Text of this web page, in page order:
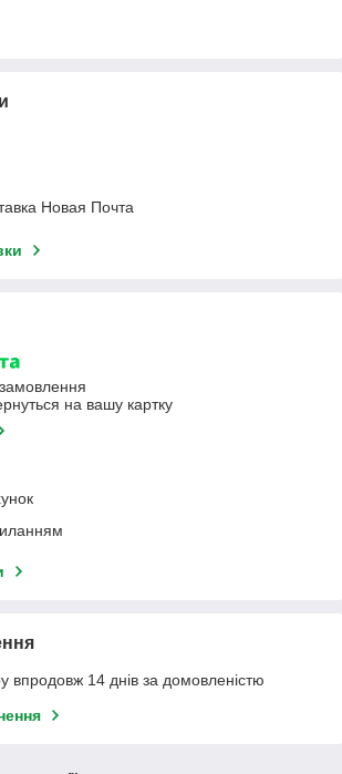
Новая Почта
на вашу картку
впродовж 14 днів за домовленістю